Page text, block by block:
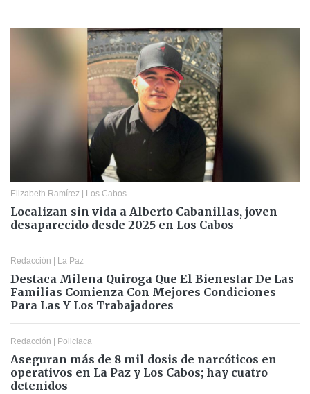
Elizabeth Ramírez Los Cabos
Localizan sin vida a Alberto Cabanillas, joven
desaparecido desde 2025 en Los Cabos
Redacción La Paz
Destaca Milena Quiroga Que El Bienestar De Las
Familias Comienza Con Mejores Condiciones
Para Las Y Los Trabajadores
Redacción Policiaca
Aseguran más de 8 mil dosis de narcóticos en
operativos en La Paz y Los Cabos; hay cuatro
detenidos